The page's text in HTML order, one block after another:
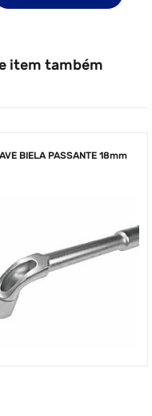
item também
BIELA PASSANTE 18mm